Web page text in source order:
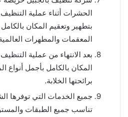
الحشرات أثناء عملية التنظيف
بتطهير وتعقيم المكان
المعقمات والمطهرات
بعد الانتهاء من عملية
المكان بالكامل بأجمل أنواع
برائحتها الخلابة.
جميع الخدمات التي توفرها
تناسب جميع الطبقات